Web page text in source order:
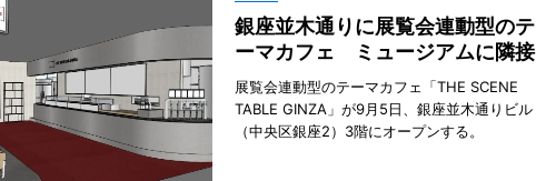
銀座並木通りに展覧会連動型のテ
ーマカフェ ミュージアムに隣接
展覧会連動型のテーマカフェ「THE SCENE
TABLE GINZA」が9月5日、銀座並木通りビル
（中央区銀座2）3階にオープンする。